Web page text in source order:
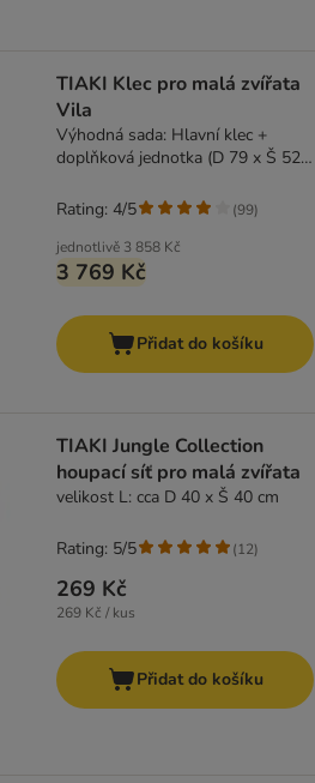
TIAKI Klec pro malá zvířata
Vila
Výhodná sada: Hlavní klec +
doplňková jednotka (D 79 x Š 52 x
jednotlivě 3 858 Kč
3 769 Kč
Rating: 4/5 (99)
Přidat do košíku
TIAKI Jungle Collection
houpací síť pro malá zvířata
velikost L: cca D 40 x Š 40 cm
269 Kč
269 Kč / kus
Rating: 5/5 (12)
Přidat do košíku